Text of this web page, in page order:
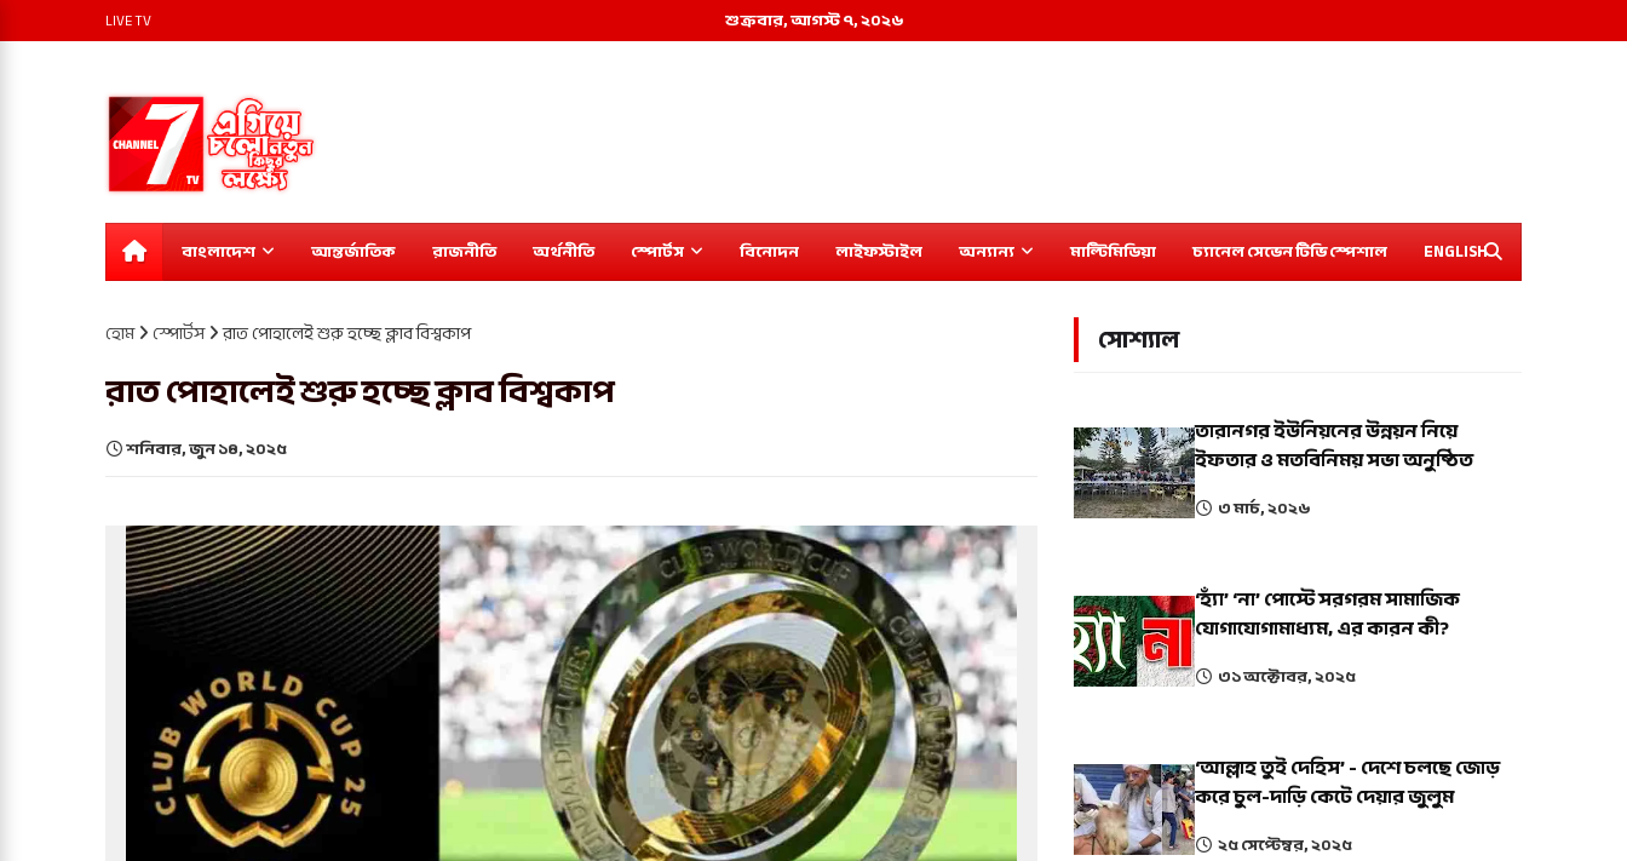
শুক্রবার, আগস্ট ৭, ২০২৬
LIVE TV
বাংলাদেশ আন্তর্জাতিক রাজনীতি অর্থনীতি স্পোর্টস বিনোদন লাইফস্টাইল অন্যান্য মাল্টিমিডিয়া চ্যানেল সেভেন টিভি স্পেশাল ENGLISH
হোম স্পোর্টস রাত পোহালেই শুরু হচ্ছে ক্লাব বিশ্বকাপ
রাত পোহালেই শুরু হচ্ছে ক্লাব বিশ্বকাপ
শনিবার, জুন ১৪, ২০২৫
সোশ্যাল
তারানগর ইউনিয়নের উন্নয়ন নিয়ে
ইফতার ও মতবিনিময় সভা অনুষ্ঠিত
৩ মার্চ, ২০২৬
‘হ্যাঁ’ ‘না’ পোস্টে সরগরম সামাজিক
যোগাযোগামাধ্যম, এর কারন কী?
৩১ অক্টোবর, ২০২৫
‘আল্লাহ তুই দেহিস’ - দেশে চলছে জোড়
করে চুল-দাড়ি কেটে দেয়ার জুলুম
২৫ সেপ্টেম্বর, ২০২৫